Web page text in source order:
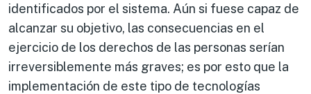
identificados por el sistema. Aún si fuese capaz de
alcanzar su objetivo, las consecuencias en el
ejercicio de los derechos de las personas serían
irreversiblemente más graves; es por esto que la
implementación de este tipo de tecnologías